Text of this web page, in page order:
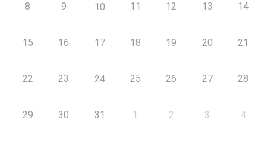
8 9 10 11 12 13 14
15 16 17 18 19 20 21
22 23 24 25 26 27 28
29 30 31 1 2 3 4